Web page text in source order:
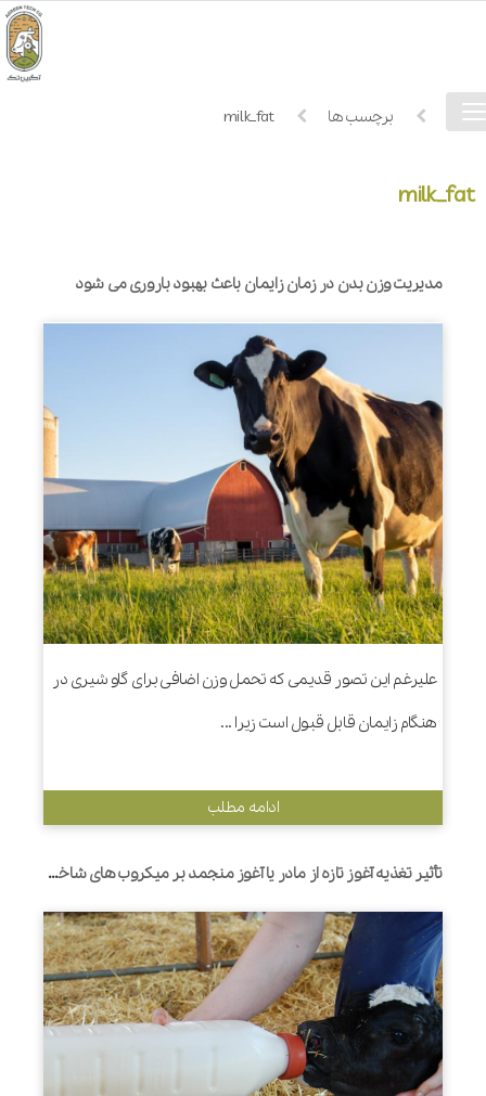
فهرست
دسترسیخانه برچسب ها milk_fat
milk_fat
مدیریت وزن بدن در زمان زایمان باعث بهبود باروری می شود
علیرغم این تصور قدیمی که تحمل وزن اضافی برای گاو شیری در
هنگام زایمان قابل قبول است زیرا ...
ادامه مطلب
تأثیر تغذیه آغوز تازه از مادر یا آغوز منجمد بر میکروب های شاخص روده و پاسخ التهابی در گوساله های نوزاد